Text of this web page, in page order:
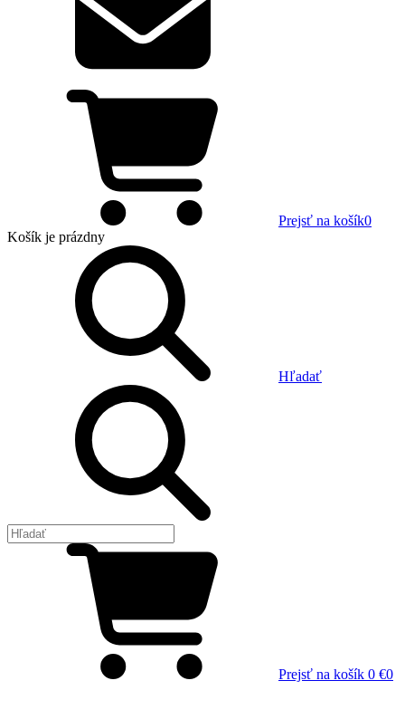
Prejsť na košík0
Košík je prázdny
Hľadať
Prejsť na košík 0 €0